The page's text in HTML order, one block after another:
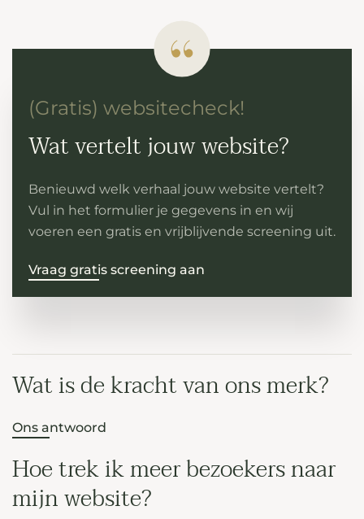
(Gratis) websitecheck!
Wat vertelt jouw website?
Benieuwd welk verhaal jouw website vertelt?
Vul in het formulier je gegevens in en wij
voeren een gratis en vrijblijvende screening uit.
Vraag gratis screening aan
Wat is de kracht van ons merk?
Ons antwoord
Hoe trek ik meer bezoekers naar
mijn website?